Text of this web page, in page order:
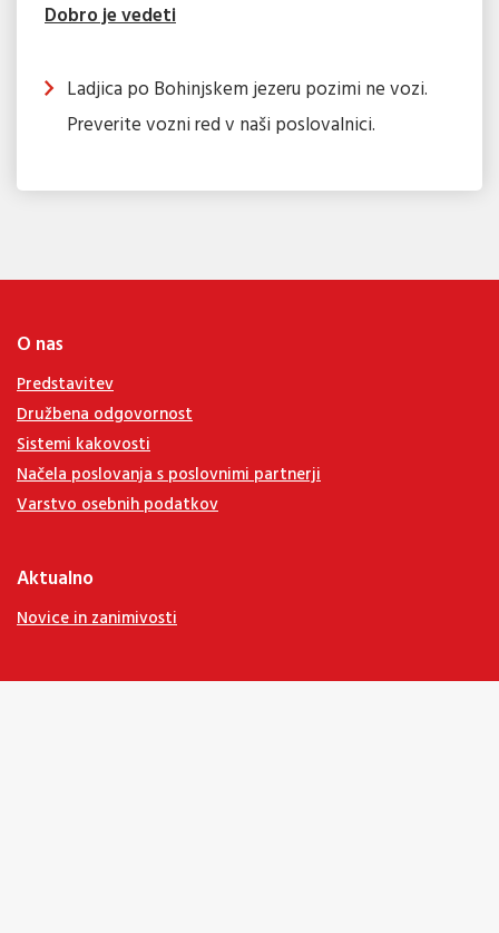
Dobro je vedeti
Ladjica po Bohinjskem jezeru pozimi ne vozi.
Preverite vozni red v naši poslovalnici.
O nas
Predstavitev
Družbena odgovornost
Sistemi kakovosti
Načela poslovanja s poslovnimi partnerji
Varstvo osebnih podatkov
Aktualno
Novice in zanimivosti